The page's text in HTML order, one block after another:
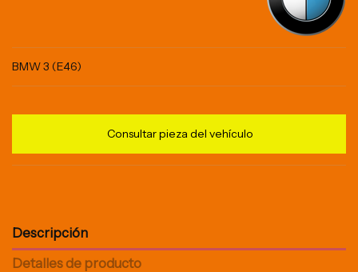
BMW 3 (E46)
Consultar pieza del vehículo
Descripción
Detalles de producto